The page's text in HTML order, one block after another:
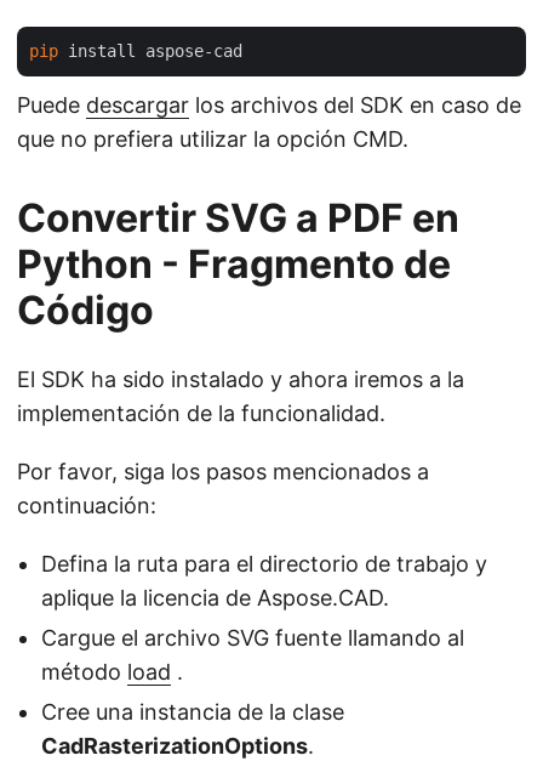
pip
Puede descargar los archivos del SDK en caso de
que no prefiera utilizar la opción CMD.
Convertir SVG a PDF en
Python - Fragmento de
Código
El SDK ha sido instalado y ahora iremos a la
implementación de la funcionalidad.
Por favor, siga los pasos mencionados a
continuación:
Defina la ruta para el directorio de trabajo y
aplique la licencia de Aspose.CAD.
Cargue el archivo SVG fuente llamando al
método load .
Cree una instancia de la clase
CadRasterizationOptions.